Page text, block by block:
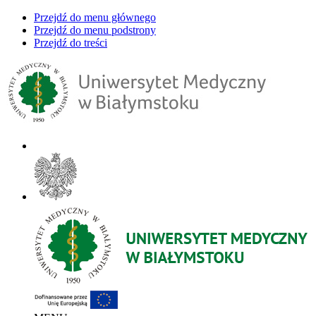
Przejdź do menu głównego
Przejdź do menu podstrony
Przejdź do treści